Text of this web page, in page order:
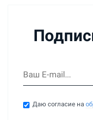
Даю согласие на